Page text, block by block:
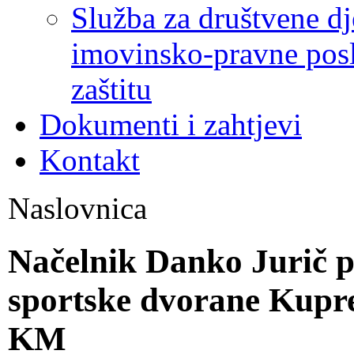
Služba za društvene
imovinsko-pravne
zaštitu
Dokumenti i zahtjevi
Kontakt
Naslovnica
Načelnik Danko Jurič
sportske dvorane
KM